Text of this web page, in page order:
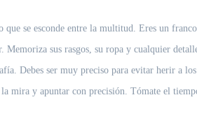
se esconde entre la multitud. Eres un
Memoriza sus rasgos, su ropa y cualquier
Debes ser muy preciso para evitar herir a
y apuntar con precisión. Tómate el